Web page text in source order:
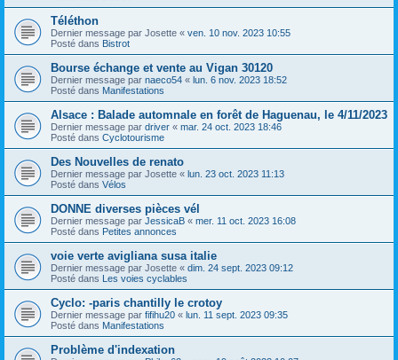
Téléthon
Dernier message par Josette « ven. 10 nov. 2023 10:55
Posté dans Bistrot
Bourse échange et vente au Vigan 30120
Dernier message par naeco54 « lun. 6 nov. 2023 18:52
Posté dans Manifestations
Alsace : Balade automnale en forêt de Haguenau, le 4/11/2023
Dernier message par driver « mar. 24 oct. 2023 18:46
Posté dans Cyclotourisme
Des Nouvelles de renato
Dernier message par Josette « lun. 23 oct. 2023 11:13
Posté dans Vélos
DONNE diverses pièces vél
Dernier message par JessicaB « mer. 11 oct. 2023 16:08
Posté dans Petites annonces
voie verte avigliana susa italie
Dernier message par Josette « dim. 24 sept. 2023 09:12
Posté dans Les voies cyclables
Cyclo: -paris chantilly le crotoy
Dernier message par fifihu20 « lun. 11 sept. 2023 09:35
Posté dans Manifestations
Problème d'indexation